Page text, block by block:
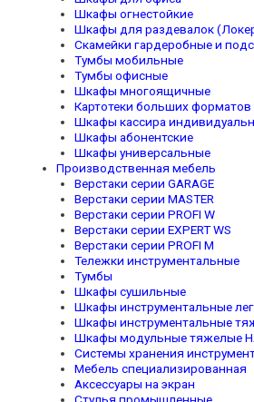
Шкафы огнестойкие
Шкафы для раздевалок
Скамейки гардеробные и
Тумбы мобильные
Тумбы офисные
Шкафы многоящичные
Картотеки больших форматов
Шкафы кассира
Шкафы абонентские
Шкафы универсальные
Производственная мебель
Верстаки серии GARAGE
Верстаки серии MASTER
Верстаки серии PROFI W
Верстаки серии EXPERT WS
Верстаки серии PROFI M
Тележки инструментальные
Тумбы
Шкафы сушильные
Шкафы инструментальные
Шкафы инструментальные
Шкафы модульные тяжелые
Системы хранения
Мебель специализированная
Аксессуары на экран